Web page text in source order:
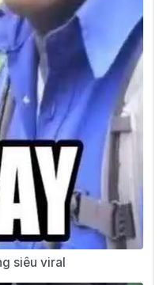
siêu viral